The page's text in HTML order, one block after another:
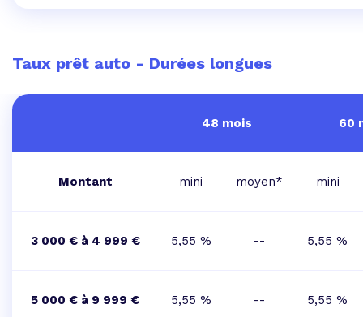
Taux prêt auto - Durées longues
48 mois 60
Montant mini moyen* mini
3 000 € à 4 999 € 5,55 % -- 5,55 %
5 000 € à 9 999 € 5,55 % -- 5,55 %